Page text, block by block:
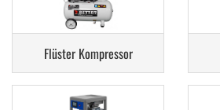
Flüster Kompressor